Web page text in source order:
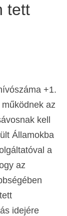
tett
+1.
az
kell
Államokba
a
az
idejére